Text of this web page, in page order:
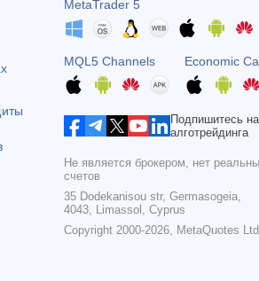
MetaTrader 5
MQL5 Channels Economic
Подпишитесь
алготрейдинга
Не является брокером, нет
счетов
35 Dodekanisou str, Germasogeia,
4043, Limassol, Cyprus
Copyright 2000-2026,
MetaQuotes Ltd